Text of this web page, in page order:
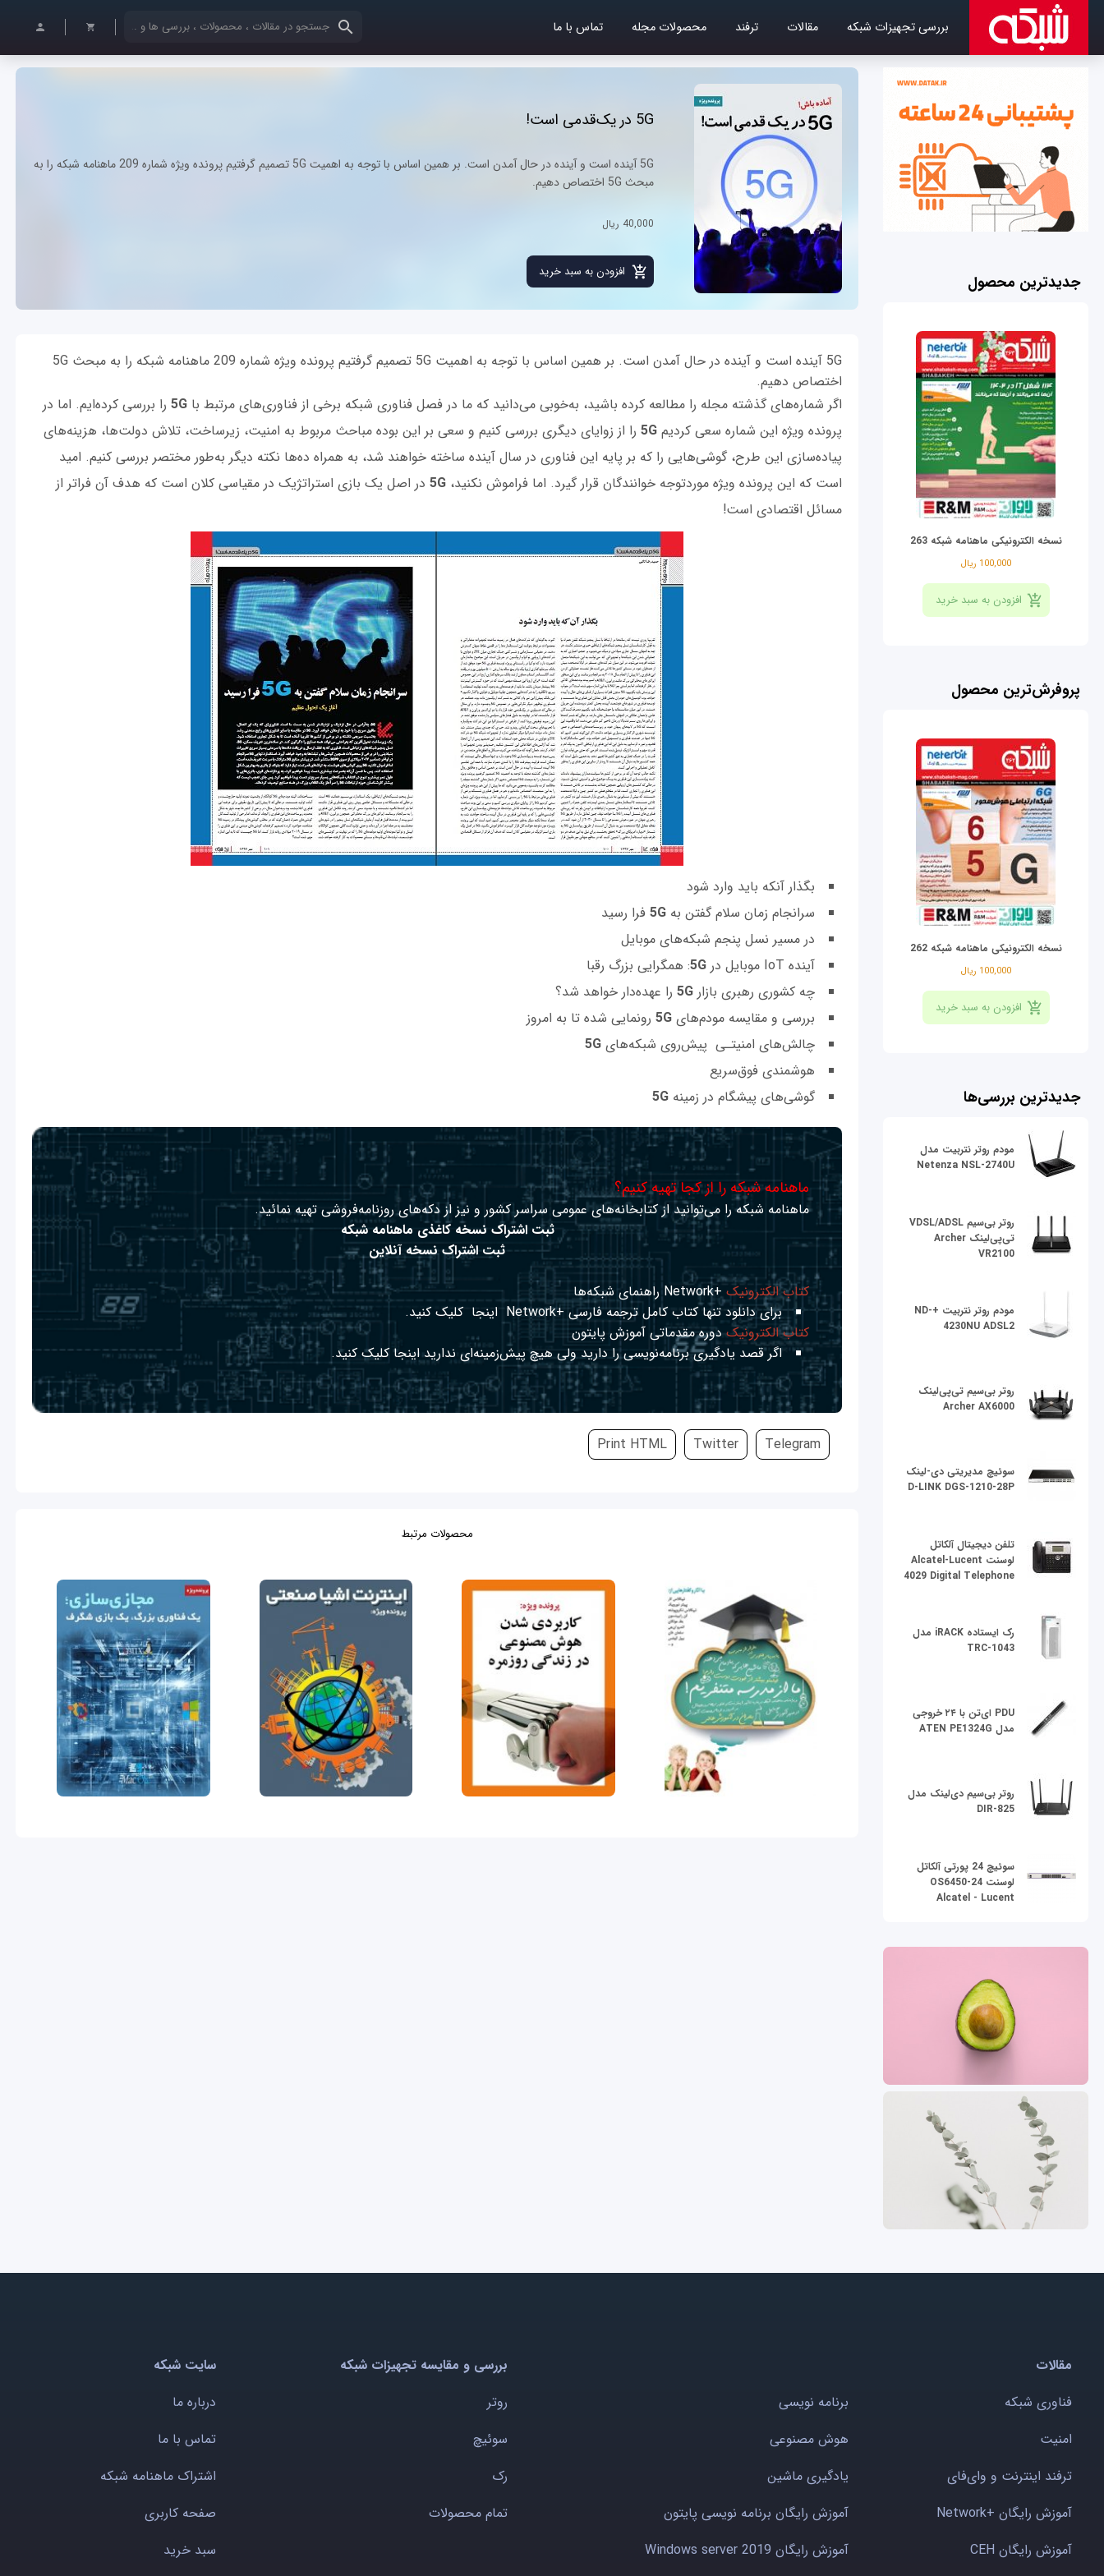
بررسی تجهیزات شبکه مقالات ترفند محصولات مجله تماس با ما کلمات کلیدی خود را وارد کنید
جدیدترین محصول
نسخه الکترونیکی ماهنامه شبکه 263
100,000 ریال
پروفرش‌ترین محصول
نسخه الکترونیکی ماهنامه شبکه 262
100,000 ریال
جدیدترین بررسی‌ها
مودم روتر نتربیت مدل
Netenza NSL-2740U
روتر بی‌سیم VDSL/ADSL
تی‌پی‌لینک Archer
VR2100
مودم روتر نتربیت +ND-
4230NU ADSL2
روتر بی‌سیم تی‌پی‌لینک
Archer AX6000
سوئیچ مدیریتی دی-لینک
D-LINK DGS-1210-28P
تلفن دیجیتال آلکاتل
لوسنت Alcatel-Lucent
4029 Digital Telephone
رک ایستاده iRACK مدل
TRC-1043
PDU ای‌تن با ۲۴ خروجی
مدل ATEN PE1324G
روتر بی‌سیم دی‌لینک مدل
DIR-825
سوئیچ 24 پورتی آلکاتل
لوسنت OS6450-24
Alcatel - Lucent
5G در یک‌قدمی است!
5G آینده است و آینده در حال آمدن است. بر همین اساس با توجه به اهمیت 5G تصمیم گرفتیم پرونده ویژه شماره 209 ماهنامه شبکه را به
مبحث 5G اختصاص دهیم.
40,000 ریال
5G آینده است و آینده در حال آمدن است. بر همین اساس با توجه به اهمیت 5G تصمیم گرفتیم پرونده ویژه شماره 209 ماهنامه شبکه را به مبحث 5G
اختصاص دهیم.
اگر شماره‌های گذشته مجله را مطالعه کرده باشید، به‌خوبی می‌دانید که ما در فصل فناوری شبکه برخی از فناوری‌های مرتبط با 5G را بررسی کرده‌ایم. اما در
پرونده ویژه این شماره سعی کردیم 5G را از زوایای دیگری بررسی کنیم و سعی بر این بوده مباحث مربوط به امنیت، زیرساخت، تلاش دولت‌ها، هزینه‌های
پیاده‌سازی این طرح، گوشی‌هایی را که بر پایه این فناوری در سال آینده ساخته خواهند شد، به همراه ده‌ها نکته دیگر به‌طور مختصر بررسی کنیم. امید
است که این پرونده ویژه موردتوجه خوانندگان قرار گیرد. اما فراموش نکنید، 5G در اصل یک بازی استراتژیک در مقیاسی کلان است که هدف آن فراتر از
مسائل اقتصادی است!
بگذار آنکه باید وارد شود
سرانجام زمان سلام گفتن به 5G فرا رسید
در مسیر نسل پنجم شبکه‌های موبایل
آینده IoT موبایل در
5G: همگرایی بزرگ رقبا
چه کشوری رهبری بازار 5G را عهده‌دار خواهد شد؟
بررسی و مقایسه مودم‌های 5G رونمایی شده تا به امروز
چالش‌های امنیتـی پیش‌روی شبکه‌های 5G
هوشمندی فوق‌سریع
گوشی‌های پیشگام در زمینه 5G
ماهنامه شبکه را از کجا تهیه کنیم؟
ماهنامه شبکه را می‌توانید از کتابخانه‌های عمومی سراسر کشور و نیز از دکه‌های روزنامه‌فروشی تهیه نمائید.
ثبت اشتراک نسخه کاغذی ماهنامه شبکه
ثبت اشتراک نسخه آنلاین
کتاب الکترونیک+Network راهنمای شبکه‌ها
برای دانلود تنها کتاب کامل ترجمه فارسی +Network
اینجا کلیک کنید.
کتاب الکترونیکدوره مقدماتی آموزش پایتون
اگر قصد یادگیری برنامه‌نویسی را دارید ولی هیچ پیش‌زمینه‌ای نداریداینجا کلیک کنید.
Telegram
Twitter
Print HTML
محصولات مرتبط
مقالات
فناوری شبکه
برنامه نویسی
امنیت
هوش مصنوعی
ترفند اینترنت و وای‌فای
یادگیری ماشین
آموزش رایگان +Network
آموزش رایگان برنامه نویسی پایتون
آموزش رایگان CEH
آموزش رایگان Windows server 2019
بررسی و مقایسه تجهیزات شبکه
روتر
سوئیچ
رک
تمام محصولات
سایت شبکه
درباره ما
تماس با ما
اشتراک ماهنامه شبکه
صفحه کاربری
سبد خرید